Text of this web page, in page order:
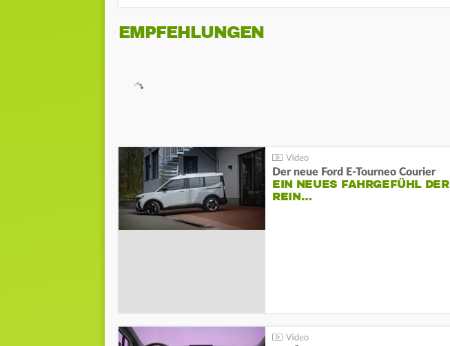
EMPFEHLUNGEN
Der neue Ford E-Tourneo Courier
EIN NEUES FAHRGEFÜHL DER
REIN…